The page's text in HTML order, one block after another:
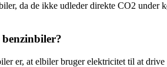
da de ikke udleder direkte CO2
er, at elbiler bruger elektricitet til at